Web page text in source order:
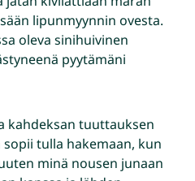
lipunmyynnin ovesta.
oleva sinihuivinen
pyytämäni
kahdeksan tuuttauksen
tulla hakemaan, kun
minä nousen junaan